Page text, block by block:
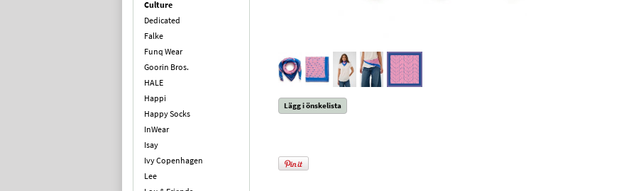
Culture
Dedicated
Falke
Funq Wear
Goorin Bros.
HALE
Happi
Happy Socks
InWear
Isay
Ivy Copenhagen
Lee
Lägg i önskelista